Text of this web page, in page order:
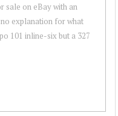
sale on eBay with an
explanation for what
101 inline-six but a 327